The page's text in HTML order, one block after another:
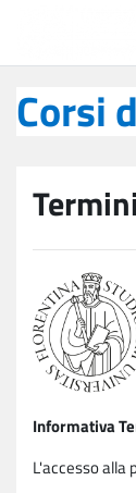
Corsi
Informativa
L'accesso